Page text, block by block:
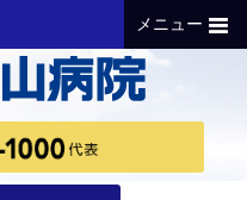
メニュー